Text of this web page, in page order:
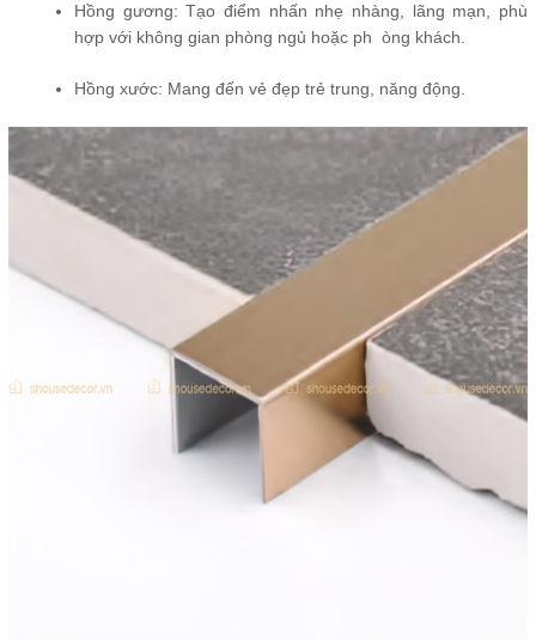
Hồng gương: Tạo điểm nhấn nhẹ nhàng, lãng mạn, phù
hợp với không gian phòng ngủ hoặc ph òng khách.
Hồng xước: Mang đến vẻ đẹp trẻ trung, năng động.